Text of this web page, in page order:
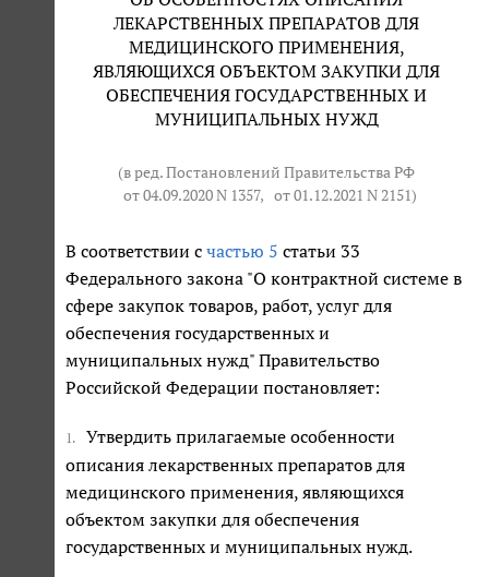
ЛЕКАРСТВЕННЫХ ПРЕПАРАТОВ ДЛЯ
МЕДИЦИНСКОГО ПРИМЕНЕНИЯ,
ЯВЛЯЮЩИХСЯ ОБЪЕКТОМ ЗАКУПКИ ДЛЯ
ОБЕСПЕЧЕНИЯ ГОСУДАРСТВЕННЫХ И
МУНИЦИПАЛЬНЫХ НУЖД
(в ред. Постановлений Правительства РФ
от 04.09.2020 N 1357, от 01.12.2021 N 2151)
В соответствии с частью 5 статьи 33
Федерального закона "О контрактной системе в
сфере закупок товаров, работ, услуг для
обеспечения государственных и
муниципальных нужд" Правительство
Российской Федерации постановляет:
1.
Утвердить прилагаемые особенности
описания лекарственных препаратов для
медицинского применения, являющихся
объектом закупки для обеспечения
государственных и муниципальных нужд.